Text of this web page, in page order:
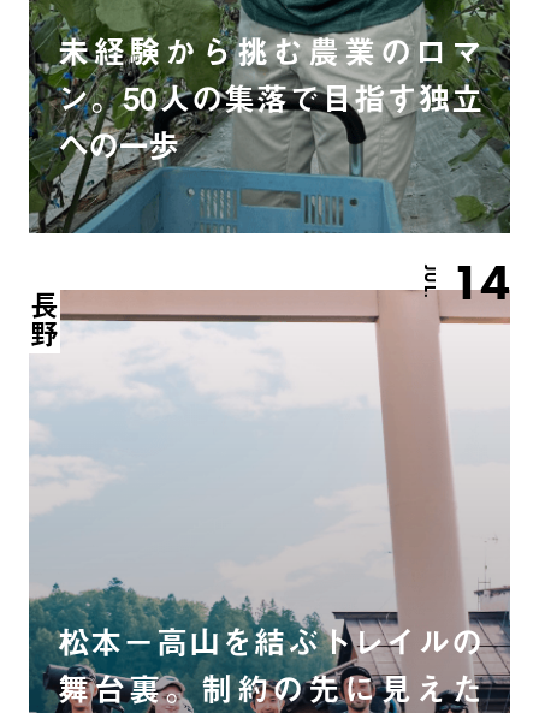
未経験から挑む農業のロマ
ン。50人の集落で目指す独立
への一歩
JUL. 14
長野
松本－高山を結ぶトレイルの
舞台裏。制約の先に見えた